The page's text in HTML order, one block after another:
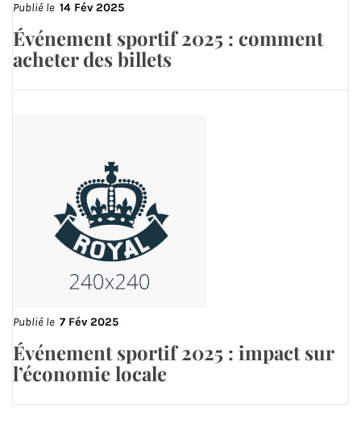
Publié le 14 Fév 2025
Événement sportif 2025 : comment
acheter des billets
Publié le 7 Fév 2025
Événement sportif 2025 : impact sur
l’économie locale